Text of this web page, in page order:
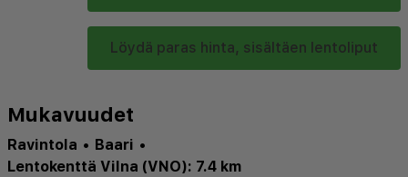
Löydä paras hinta, sisältäen lentoliput
Mukavuudet
Ravintola • Baari •
Lentokenttä Vilna (VNO): 7.4 km